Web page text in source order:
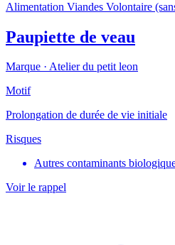
Alimentation Viandes Volontaire
Paupiette de veau
Marque · Atelier du petit leon
Motif
Prolongation de durée de vie initiale
Risques
Autres contaminants
Voir le rappel